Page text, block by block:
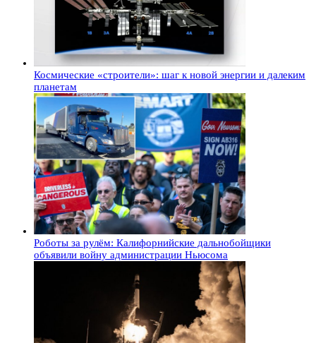
Космические «строители»: шаг к новой энергии и далеким
планетам
Роботы за рулём: Калифорнийские дальнобойщики
объявили войну администрации Ньюсома